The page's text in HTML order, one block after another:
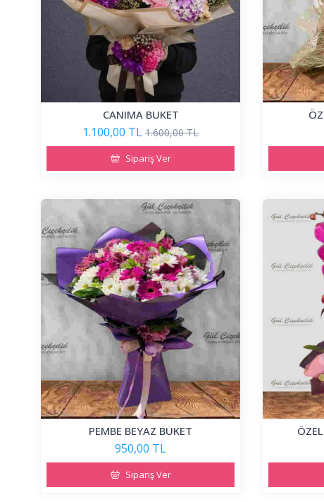
CANIMA BUKET
1.100,00 TL 1.600,00 TL
Sipariş Ver
PEMBE BEYAZ BUKET
950,00 TL
Sipariş Ver